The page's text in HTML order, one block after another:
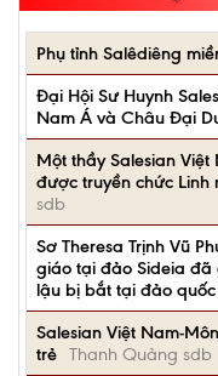
Phụ tỉnh Salêdiêng
Đại Hội Sư Huynh
Nam Á và Châu Đại
Một thầy Salesian
được truyền chức
sdb
Sơ Theresa Trịnh Vũ
giáo tại đảo Sideia
lậu bị bắt tại đảo quốc
Salesian Việt Nam-
trẻ Thanh Quảng sdb